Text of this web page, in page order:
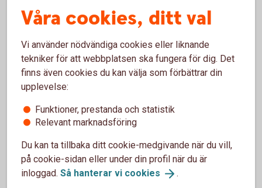
IBAN, BIC och Nationellt ID
IBAN - International Bank Account Number, BIC (Bank
Identifier Code) och Nationellt ID används vid
betalningar till utlandet.
Våra cookies, ditt val
Vi använder nödvändiga cookies eller liknande
tekniker för att webbplatsen ska fungera för dig. Det
finns även cookies du kan välja som förbättrar din
upplevelse:
Funktioner, prestanda och statistik
Relevant marknadsföring
Du kan ta tillbaka ditt cookie-medgivande när du vill,
på cookie-sidan eller under din profil när du är
inloggad. Så hanterar vi cookies .